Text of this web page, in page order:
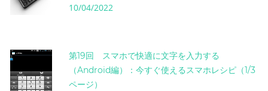
10/04/2022
第19回 スマホで快適に文字を入力する
（Android編）：今すぐ使えるスマホレシピ（1/3
ページ）